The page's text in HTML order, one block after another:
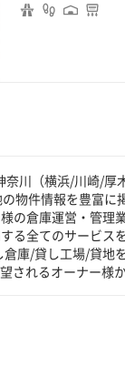
奈川（横浜/川崎/
物件情報を豊富
の倉庫運営・管
る全てのサービ
庫/貸し工場/貸地
されるオーナー様